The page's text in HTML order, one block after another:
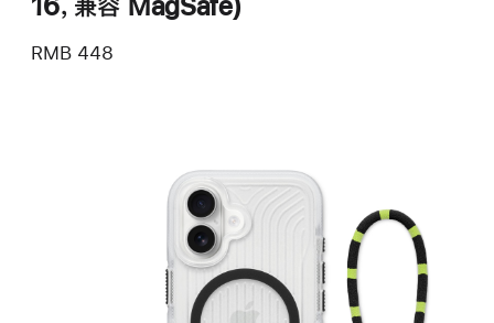
16，兼容 MagSafe)
RMB 448